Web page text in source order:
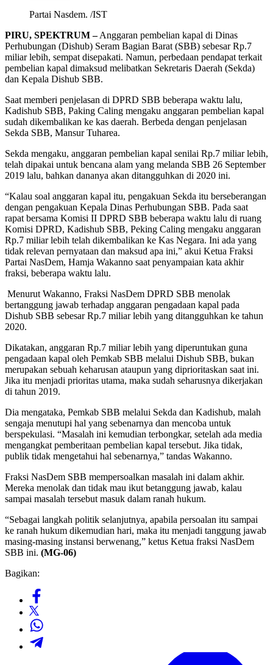
Partai Nasdem. /IST
PIRU, SPEKTRUM –Anggaran pembelian kapal di Dinas
Perhubungan (Dishub) Seram Bagian Barat (SBB) sebesar Rp.7
miliar lebih, sempat disepakati. Namun, perbedaan pendapat terkait
pembelian kapal dimaksud melibatkan Sekretaris Daerah (Sekda)
dan Kepala Dishub SBB.
Saat memberi penjelasan di DPRD SBB beberapa waktu lalu,
Kadishub SBB, Paking Caling mengaku anggaran pembelian kapal
sudah dikembalikan ke kas daerah. Berbeda dengan penjelasan
Sekda SBB, Mansur Tuharea.
Sekda mengaku, anggaran pembelian kapal senilai Rp.7 miliar lebih,
telah dipakai untuk bencana alam yang melanda SBB 26 September
2019 lalu, bahkan dananya akan ditangguhkan di 2020 ini.
“Kalau soal anggaran kapal itu, pengakuan Sekda itu berseberangan
dengan pengakuan Kepala Dinas Perhubungan SBB. Pada saat
rapat bersama Komisi II DPRD SBB beberapa waktu lalu di ruang
Komisi DPRD, Kadishub SBB, Peking Caling mengaku anggaran
Rp.7 miliar lebih telah dikembalikan ke Kas Negara. Ini ada yang
tidak relevan pernyataan dan maksud apa ini,” akui Ketua Fraksi
Partai NasDem, Hamja Wakanno saat penyampaian kata akhir
fraksi, beberapa waktu lalu.
Menurut Wakanno, Fraksi NasDem DPRD SBB menolak
bertanggung jawab terhadap anggaran pengadaan kapal pada
Dishub SBB sebesar Rp.7 miliar lebih yang ditangguhkan ke tahun
2020.
Dikatakan, anggaran Rp.7 miliar lebih yang diperuntukan guna
pengadaan kapal oleh Pemkab SBB melalui Dishub SBB, bukan
merupakan sebuah keharusan ataupun yang diprioritaskan saat ini.
Jika itu menjadi prioritas utama, maka sudah seharusnya dikerjakan
di tahun 2019.
Dia mengataka, Pemkab SBB melalui Sekda dan Kadishub, malah
sengaja menutupi hal yang sebenarnya dan mencoba untuk
berspekulasi. “Masalah ini kemudian terbongkar, setelah ada media
mengangkat pemberitaan pembelian kapal tersebut. Jika tidak,
publik tidak mengetahui hal sebenarnya,” tandas Wakanno.
Fraksi NasDem SBB mempersoalkan masalah ini dalam akhir.
Mereka menolak dan tidak mau ikut betanggung jawab, kalau
sampai masalah tersebut masuk dalam ranah hukum.
“Sebagai langkah politik selanjutnya, apabila persoalan itu sampai
ke ranah hukum dikemudian hari, maka itu menjadi tanggung jawab
masing-masing instansi berwenang,” ketus Ketua fraksi NasDem
SBB ini. (MG-06)
Bagikan: